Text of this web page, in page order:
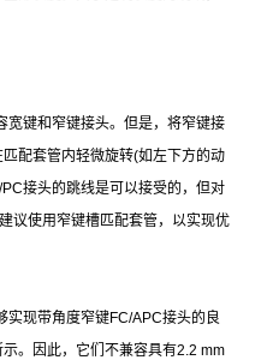
宽键和窄键接头。但是，将窄键接
配套管内轻微旋转(如左下方的动
接头的跳线是可以接受的，但对
议使用窄键槽匹配套管，以实现优
实现带角度窄键FC/APC接头的良
。因此，它们不兼容具有2.2 mm